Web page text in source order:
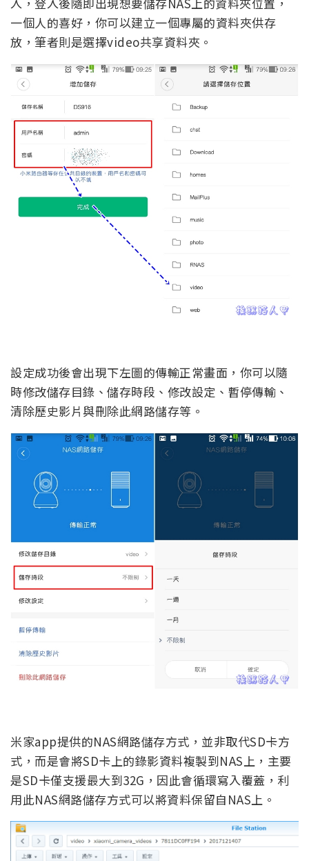
一個人的喜好，你可以建立一個專屬的資料夾供存
放，筆者則是選擇video共享資料夾。
設定成功後會出現下左圖的傳輸正常畫面，你可以隨
時修改儲存目錄、儲存時段、修改設定、暫停傳輸、
清除歷史影片與刪除此網路儲存等。
米家app提供的NAS網路儲存方式，並非取代SD卡方
式，而是會將SD卡上的錄影資料複製到NAS上，主要
是SD卡僅支援最大到32G，因此會循環寫入覆蓋，利
用此NAS網路儲存方式可以將資料保留自NAS上。